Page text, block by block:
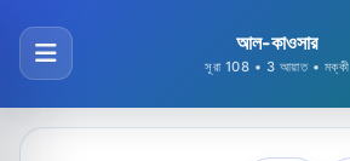
আল-কাওসার
সূরা 108 • 3 আয়াত • মক্কী